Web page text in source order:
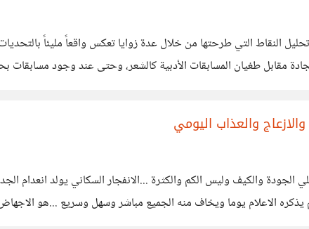
مقابل طغيان المسابقات الأدبية كالشعر، وحتى عند وجود مسابقات
والعذاب اليومي
الجودة والكيف وليس الكم والكثرة ...الانفجار السكاني يولد
لم يذكره الاعلام يوما ويخاف منه الجميع مباشر وسهل وسريع ...هو